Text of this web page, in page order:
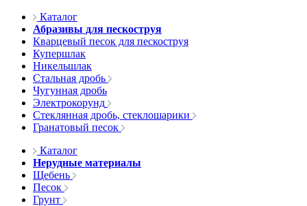
Каталог
Абразивы для пескоструя
Кварцевый песок для пескоструя
Купершлак
Никельшлак
Стальная дробь
Чугунная дробь
Электрокорунд
Стеклянная дробь, стеклошарики
Гранатовый песок
Каталог
Нерудные материалы
Щебень
Песок
Грунт